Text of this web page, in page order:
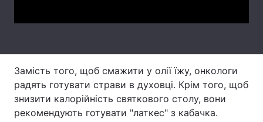
Замість того, щоб смажити у олії їжу, онкологи
радять готувати страви в духовці. Крім того, щоб
знизити калорійність святкового столу, вони
рекомендують готувати "латкес" з кабачка.